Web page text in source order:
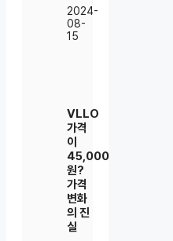
2024-
08-
15
VLLO
가격
이
45,000
원?
가격
변화
의 진
실